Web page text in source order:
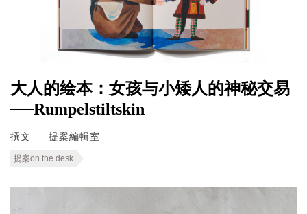
大人的绘本：女孩与小矮人的神秘交易
──Rumpelstiltskin
撰文 提案編輯室
提案on the desk